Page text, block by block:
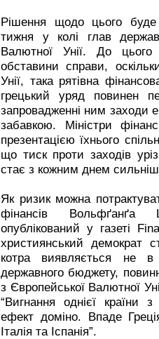
Рішення щодо цього
тижня у колі глав
Валютної Унії. До
обставини справи,
Унії, така рятівна
грецький уряд повинен
запровадженні ним заходи
забавкою. Міністри
презентацією їхнього
що тиск проти заходів
стає з кожним днем
Як ризик можна
фінансів Вольфґанґа
опублікований у газеті
християнський демократ
котра виявляється не в
державного бюджету,
з Європейської Валютної
“Вигнання однієї країни
ефект доміно. Впаде
Італія та Іспанія”.